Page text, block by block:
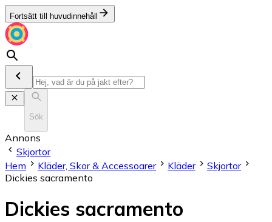
Fortsätt till huvudinnehåll
Sök
Annons
Skjortor
Hem
Kläder, Skor & Accessoarer Kläder
Skjortor
Dickies sacramento
Dickies sacramento